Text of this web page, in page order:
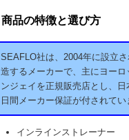
商品の特徴と選び方
SEAFLO社は、2004年に設立
造するメーカーで、主にヨー
ンジェイを正規販売店とし、
日間メーカー保証が付されてい
インラインストレーナー